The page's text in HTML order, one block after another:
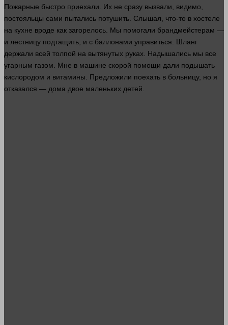
Пожарные быстро приехали. Их не сразу вызвали, видимо,
постояльцы сами пытались потушить. Слышал, что-то в хостеле
на кухне вроде как загорелось. Мы помогали брандмейстерам —
и лестницу подтащить, и с баллонами управиться. Шланг
держали всей толпой на вытянутых руках . Надышались мы все
угарным газом. Мне в машине скорой помощи дали подышать
кислородом и витамины. Предложили поехать в больницу, но я
отказался — дома двое маленьких детей